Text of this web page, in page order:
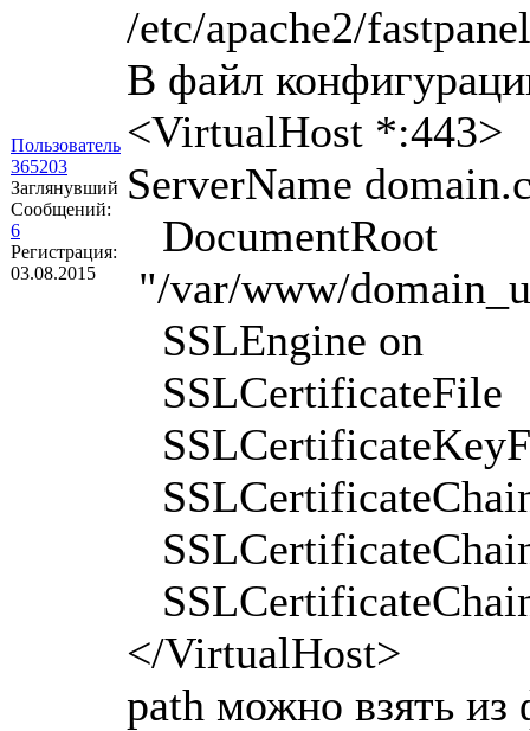
Пользователь
365203
Заглянувший
Сообщений:
6
Регистрация:
03.08.2015
/etc/apache2/
В файл
<VirtualHost *:443>
ServerName
DocumentRoot
"/var/www/
SSLEngine on
</VirtualHost>
path можно взять